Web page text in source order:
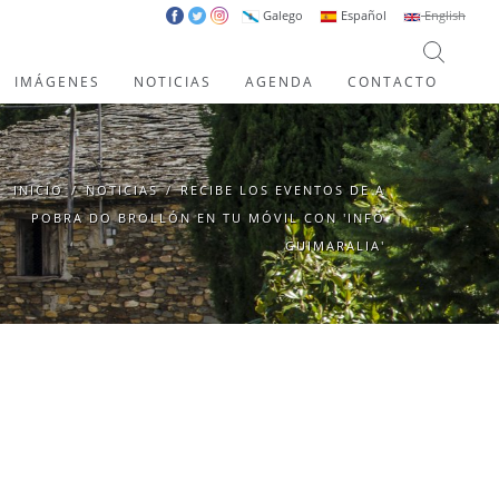
Galego Español English
IMÁGENES NOTICIAS AGENDA CONTACTO
INICIO / NOTICIAS / RECIBE LOS EVENTOS DE A
POBRA DO BROLLÓN EN TU MÓVIL CON 'INFO
GUIMARALIA'